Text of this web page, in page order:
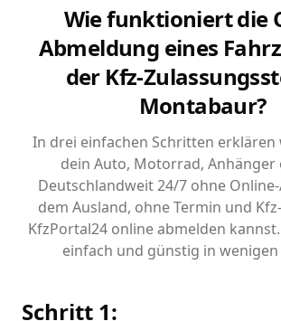
Wie funktioniert die
Abmeldung eines
der Kfz-
Montabaur?
In drei einfachen Schritten erklären
dein Auto, Motorrad, Anhänger
Deutschlandweit 24/7 ohne
dem Ausland, ohne Termin und
KfzPortal24 online abmelden
einfach und günstig in
Schritt 1: